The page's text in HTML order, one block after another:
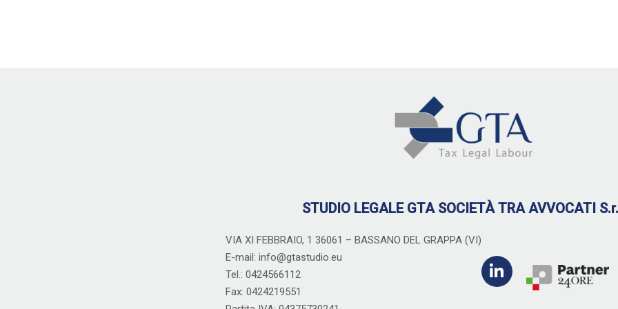
STUDIO LEGALE GTA SOCIETÀ TRA AVVOCATI
VIA XI FEBBRAIO, 1 36061 – BASSANO DEL GRAPPA (VI)
E-mail: info@gtastudio.eu
Tel.: 0424566112
Fax: 0424219551